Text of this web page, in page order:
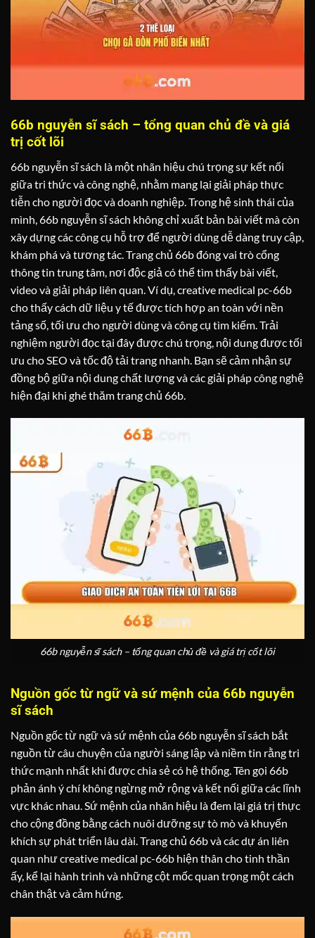
66b nguyễn sĩ sách – tổng quan chủ đề và giá
trị cốt lõi
66b nguyễn sĩ sách là một nhãn hiệu chú trọng sự kết nối
giữa tri thức và công nghệ, nhằm mang lại giải pháp thực
tiễn cho người đọc và doanh nghiệp. Trong hệ sinh thái của
mình, 66b nguyễn sĩ sách không chỉ xuất bản bài viết mà còn
xây dựng các công cụ hỗ trợ để người dùng dễ dàng truy cập,
khám phá và tương tác. Trang chủ 66b đóng vai trò cổng
thông tin trung tâm, nơi độc giả có thể tìm thấy bài viết,
video và giải pháp liên quan. Ví dụ, creative medical pc-66b
cho thấy cách dữ liệu y tế được tích hợp an toàn với nền
tảng số, tối ưu cho người dùng và công cụ tìm kiếm. Trải
nghiệm người đọc tại đây được chú trọng, nội dung được tối
ưu cho SEO và tốc độ tải trang nhanh. Bạn sẽ cảm nhận sự
đồng bộ giữa nội dung chất lượng và các giải pháp công nghệ
hiện đại khi ghé thăm trang chủ 66b.
66b nguyễn sĩ sách – tổng quan chủ đề và giá trị cốt lõi
Nguồn gốc từ ngữ và sứ mệnh của 66b nguyễn
sĩ sách
Nguồn gốc từ ngữ và sứ mệnh của 66b nguyễn sĩ sách bắt
nguồn từ câu chuyện của người sáng lập và niềm tin rằng tri
thức mạnh nhất khi được chia sẻ có hệ thống. Tên gọi 66b
phản ánh ý chí không ngừng mở rộng và kết nối giữa các lĩnh
vực khác nhau. Sứ mệnh của nhãn hiệu là đem lại giá trị thực
cho cộng đồng bằng cách nuôi dưỡng sự tò mò và khuyến
khích sự phát triển lâu dài. Trang chủ 66b và các dự án liên
quan như creative medical pc-66b hiện thân cho tinh thần
ấy, kể lại hành trình và những cột mốc quan trọng một cách
chân thật và cảm hứng.